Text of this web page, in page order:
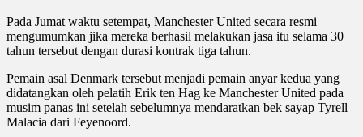
Pada Jumat waktu setempat, Manchester United secara resmi
mengumumkan jika mereka berhasil melakukan jasa itu selama 30
tahun tersebut dengan durasi kontrak tiga tahun.
Pemain asal Denmark tersebut menjadi pemain anyar kedua yang
didatangkan oleh pelatih Erik ten Hag ke Manchester United pada
musim panas ini setelah sebelumnya mendaratkan bek sayap Tyrell
Malacia dari Feyenoord.